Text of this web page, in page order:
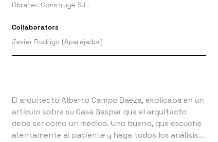
Obratec Construye S.L.
Collaborators
Javier Rodrigo (Aparejador)
El arquitecto Alberto Campo Baeza, explicaba en un
artículo sobre su Casa Gaspar que el arquitecto
debe ser como un médico. Uno bueno, que escuche
atentamente al paciente y haga todos los análisis